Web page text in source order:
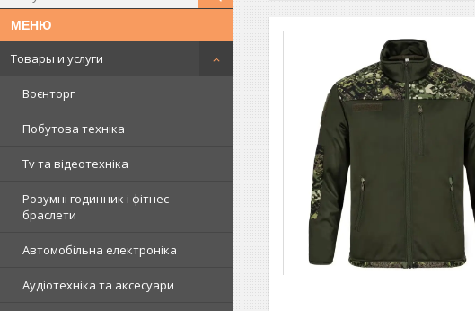
Товары и услуги
Воєнторг
Побутова техніка
Tv та відеотехніка
Розумні годинник і фітнес
браслети
Автомобільна електроніка
Аудіотехніка та аксесуари